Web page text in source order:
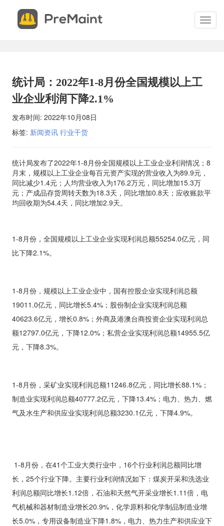
切
换
统计局：2022年1-8月份全国规模以上工
业企业利润下降2.1%
发布时间: 2022年10月08日
标签: 新闻资讯 行业干货
统计局发布了2022年1-8月份全国规模以上工业企业利润情况；8
月末，规模以上工业企业每百元资产实现的营业收入为89.9元，
同比减少1.4元；人均营业收入为176.2万元，同比增加15.3万
元；产成品存货周转天数为18.3天，同比增加0.8天；应收账款平
均回收期为54.4天，同比增加2.9天。
1-8月份，全国规模以上工业企业实现利润总额55254.0亿元，同
比下降2.1%。
1-8月份，规模以上工业企业中，国有控股企业实现利润总额
19011.0亿元，同比增长5.4% ；股份制企业实现利润总额
40623.6亿元，增长0.8% ；外商及港澳台商投资企业实现利润总
额12797.0亿元，下降12.0% ；私营企业实现利润总额14955.5亿
元，下降8.3%。
1-8月份，采矿业实现利润总额11246.8亿元，同比增长88.1% ；
制造业实现利润总额40777.2亿元，下降13.4% ；电力、热力、燃
气及水生产和供应业实现利润总额3230.1亿元，下降4.9%。
1-8月份，在41个工业大类行业中， 16个行业利润总额同比增
长， 25个行业下降。主要行业利润情况如下：煤炭开采和洗选业
利润总额同比增长1.12倍，石油和天然气开采业增长1.11倍，电
气机械和器材制造业增长20.9% ，化学原料和化学制品制造业增
长5.0% ，专用设备制造业下降1.8% ，电力、热力生产和供应业下
申
请
试
关
闭
安排您的现场演示。
*联系电话
*电子邮件
*联系人
* 公司名称
* 需求/问题